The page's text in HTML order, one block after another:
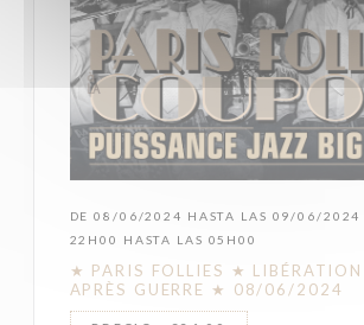
DE 08/06/2024 HASTA LAS 09/06/2024
22H00 HASTA LAS 05H00
★ PARIS FOLLIES ★
APRÈS GUERRE ★ 08/06/2024